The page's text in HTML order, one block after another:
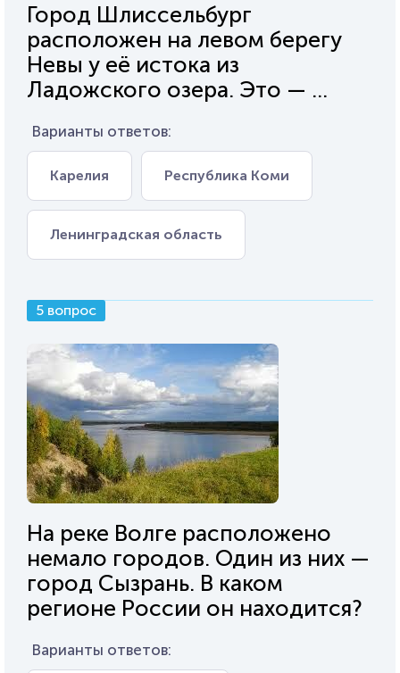
Город Шлиссельбург
расположен на левом берегу
Невы у её истока из
Ладожского озера. Это — ...
Варианты ответов:
Карелия Республика Коми
Ленинградская область
5 вопрос
На реке Волге расположено
немало городов. Один из них —
город Сызрань. В каком
регионе России он находится?
Варианты ответов: